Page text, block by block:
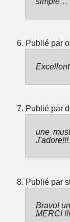
Publié par
Publié par
une
J'adore!!!
Publié par
Bravo!
MERCI